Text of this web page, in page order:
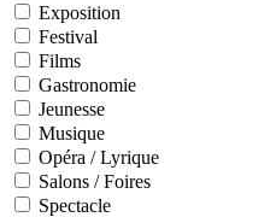
Exposition
Festival
Films
Gastronomie
Jeunesse
Musique
Opéra / Lyrique
Salons / Foires
Spectacle